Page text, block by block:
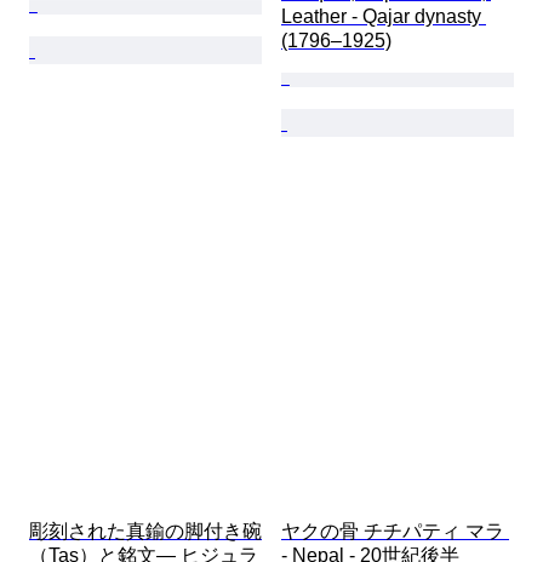
Leather - Qajar dynasty
(1796–1925)
彫刻された真鍮の脚付き碗
（Tas）と銘文― ヒジュラ
ヤクの骨 チチパティ マラ
- Nepal - 20世紀後半